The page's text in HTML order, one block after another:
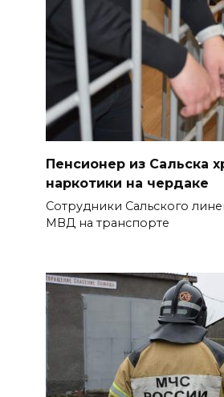
ограничили подачу
06 августа 2026 14:33
Диспансеризация
старше 65 лет
06 августа 2026 14:30
Традиции семьи
06 августа 2026 14:28
06 августа 2026 14:25
Помощь волонтеров
госпиталям
06 августа 2026 14:16
Пенсионер из Сальска
наркотики на чердаке
Сотрудники Сальского
МВД на транспорте